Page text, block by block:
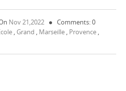
Nov 21,2022
Comments: 0
, Grand , Marseille , Provence ,